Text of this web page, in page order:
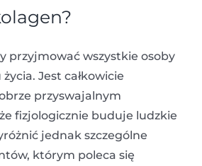
przyjmować wszystkie osoby
Jest całkowicie
przyswajalnym
fizjologicznie buduje ludzkie
jednak szczególne
którym poleca się